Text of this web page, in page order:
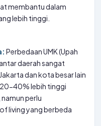
membantu dalam
lebih tinggi.
Perbedaan UMK (Upah
daerah sangat
dan kota besar lain
40% lebih tinggi
perlu
living yang berbeda